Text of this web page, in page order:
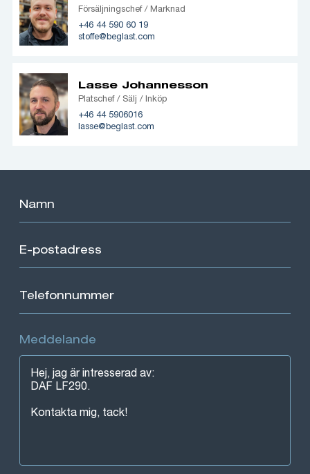
Försäljningschef / Marknad
+46 44 590 60 19
stoffe@beglast.com
Lasse Johannesson
Platschef / Sälj / Inköp
+46 44 5906016
lasse@beglast.com
Meddelande